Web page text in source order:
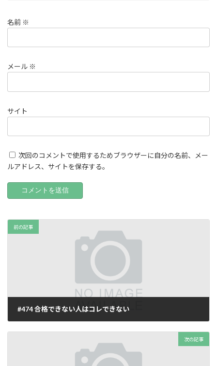
名前 ※
メール ※
サイト
次回のコメントで使用するためブラウザーに自分の名前、メー
ルアドレス、サイトを保存する。
前の記事
#474 合格できない人はコレできない
次の記事